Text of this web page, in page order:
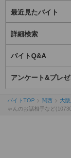
最近見たバイト
詳細検索
バイトQ&A
アンケート&プレゼ
バイトTOP 関西 大
ゃんのお話相手など